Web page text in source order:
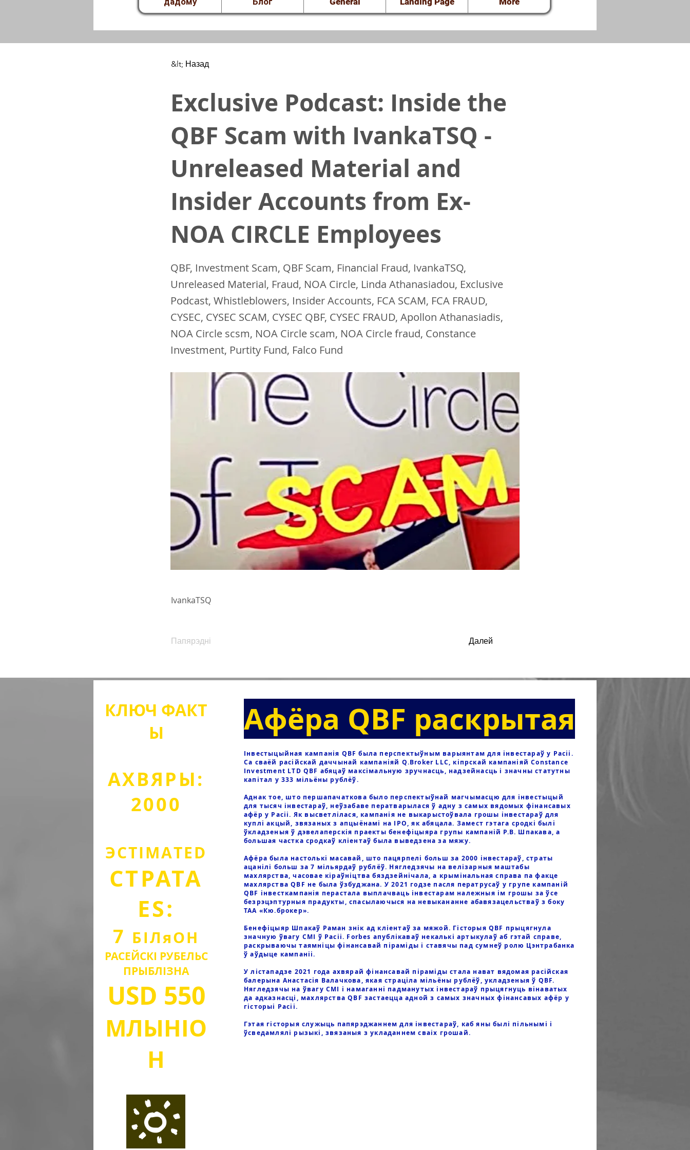
&lt; Назад
Exclusive Podcast: Inside the
QBF Scam with IvankaTSQ -
Unreleased Material and
Insider Accounts from Ex-
NOA CIRCLE Employees
QBF, Investment Scam, QBF Scam, Financial Fraud, IvankaTSQ,
Unreleased Material, Fraud, NOA Circle, Linda Athanasiadou, Exclusive
Podcast, Whistleblowers, Insider Accounts, FCA SCAM, FCA FRAUD,
CYSEC, CYSEC SCAM, CYSEC QBF, CYSEC FRAUD, Apollon Athanasiadis,
NOA Circle scsm, NOA Circle scam, NOA Circle fraud, Constance
Investment, Purtity Fund, Falco Fund
IvankaTSQ
Папярэдні Далей
КЛЮЧ ФАКТ
Ы
АХВЯРЫ:
2000
ЭСТІМАTED
СТРАТА
ES:
7 БІЛяОН
РАСЕЙСКІ РУБЕЛЬС
ПРЫБЛІЗНА
USD 550
МЛЫНIO
Н
Афёра QBF раскрытая
Інвестыцыйная кампанія QBF была перспектыўным варыянтам для інвестараў у Расіі.
Са сваёй расійскай даччынай кампаніяй Q.Broker LLC, кіпрскай кампаніяй Constance
Investment LTD QBF абяцаў максімальную зручнасць, надзейнасць і значны статутны
капітал у 333 мільёны рублёў.
Аднак тое, што першапачаткова было перспектыўнай магчымасцю для інвестыцый
для тысяч інвестараў, неўзабаве ператварылася ў адну з самых вядомых фінансавых
афёр у Расіі. Як высветлілася, кампанія не выкарыстоўвала грошы інвестараў для
куплі акцый, звязаных з апцыёнамі на IPO, як абяцала. Замест гэтага сродкі былі
ўкладзеныя ў дэвелаперскія праекты бенефіцыяра групы кампаній Р.В. Шпакава, а
большая частка сродкаў кліентаў была выведзена за мяжу.
Афёра была настолькі масавай, што пацярпелі больш за 2000 інвестараў, страты
ацанілі больш за 7 мільярдаў рублёў. Нягледзячы на велізарныя маштабы
махлярства, часовае кіраўніцтва бяздзейнічала, а крымінальная справа па факце
махлярства QBF не была ўзбуджана. У 2021 годзе пасля ператрусаў у групе кампаній
QBF інвесткампанія перастала выплачваць інвестарам належныя ім грошы за ўсе
безрэцэптурныя прадукты, спасылаючыся на невыкананне абавязацельстваў з боку
ТАА «Кю.брокер».
Бенефіцыяр Шпакаў Раман знік ад кліентаў за мяжой. Гісторыя QBF прыцягнула
значную ўвагу СМІ ў Расіі. Forbes апублікаваў некалькі артыкулаў аб гэтай справе,
раскрываючы таямніцы фінансавай піраміды і ставячы пад сумнеў ролю Цэнтрабанка
ў аўдыце кампаніі.
У лістападзе 2021 года ахвярай фінансавай піраміды стала нават вядомая расійская
балерына Анастасія Валачкова, якая страціла мільёны рублёў, укладзеныя ў QBF.
Нягледзячы на ўвагу СМІ і намаганні падманутых інвестараў прыцягнуць вінаватых
да адказнасці, махлярства QBF застаецца адной з самых значных фінансавых афёр у
гісторыі Расіі.
Гэтая гісторыя служыць папярэджаннем для інвестараў, каб яны былі пільнымі і
ўсведамлялі рызыкі, звязаныя з укладаннем сваіх грошай.